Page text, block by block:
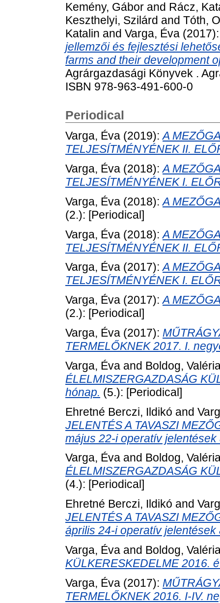
Kemény, Gábor and Rácz,
Keszthelyi, Szilárd and Tóth,
Katalin and Varga, Éva
jellemzői és fejlesztési
farms and their development
Agrárgazdasági Könyvek .
ISBN 978-963-491-600-0
Periodical
Varga, Éva (2019):A
TELJESÍTMÉNYÉNEK II.
Varga, Éva (2018):A
TELJESÍTMÉNYÉNEK I.
Varga, Éva (2018):A
(2.): [Periodical]
Varga, Éva (2018):A
TELJESÍTMÉNYÉNEK II.
Varga, Éva (2017):A
TELJESÍTMÉNYÉNEK I.
Varga, Éva (2017):A
(2.): [Periodical]
Varga, Éva (2017):
TERMELŐKNEK 2017. I.
Varga, Éva and Boldog,
ÉLELMISZERGAZDASÁG
hónap. (5.): [Periodical]
Ehretné Berczi, Ildikó and
JELENTÉS A TAVASZI
május 22-i operatív jelentések
Varga, Éva and Boldog,
ÉLELMISZERGAZDASÁG
(4.): [Periodical]
Ehretné Berczi, Ildikó and
JELENTÉS A TAVASZI
április 24-i operatív jelentések
Varga, Éva and Boldog,
KÜLKERESKEDELME 2016.
Varga, Éva (2017):
TERMELŐKNEK 2016. I-IV.